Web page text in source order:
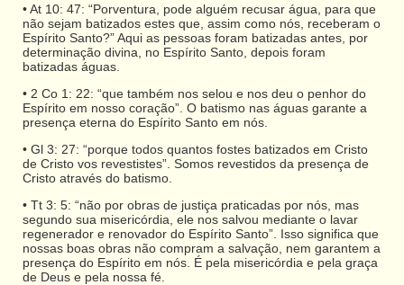
• At 10: 47: “Porventura, pode alguém recusar água, para que
não sejam batizados estes que, assim como nós, receberam o
Espírito Santo?” Aqui as pessoas foram batizadas antes, por
determinação divina, no Espírito Santo, depois foram
batizadas águas.
• 2 Co 1: 22: “que também nos selou e nos deu o penhor do
Espírito em nosso coração”. O batismo nas águas garante a
presença eterna do Espírito Santo em nós.
• Gl 3: 27: “porque todos quantos fostes batizados em Cristo
de Cristo vos revestistes”. Somos revestidos da presença de
Cristo através do batismo.
• Tt 3: 5: “não por obras de justiça praticadas por nós, mas
segundo sua misericórdia, ele nos salvou mediante o lavar
regenerador e renovador do Espírito Santo”. Isso significa que
nossas boas obras não compram a salvação, nem garantem a
presença do Espírito em nós. É pela misericórdia e pela graça
de Deus e pela nossa fé.